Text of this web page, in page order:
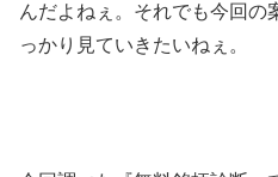
んだよねぇ。それでも今回の
っかり見ていきたいねぇ。